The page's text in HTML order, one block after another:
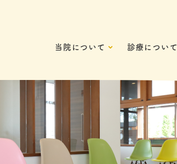
当院について 診療について